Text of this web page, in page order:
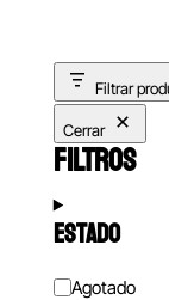
Filtrar
Cerrar
FILTROS
ESTADO
Estado
Agotado